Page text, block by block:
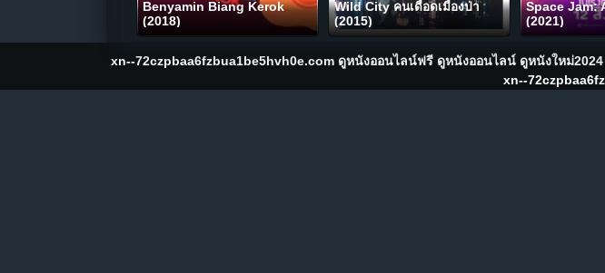
Benyamin Biang Kerok
(2018)
Wild City คนเดือดเมืองป่า
(2015)
Space Jam:
(2021)
xn--72czpbaa6fzbua1be5hvh0e.com ดูหนังออนไลน์ฟรี ดูหนังออนไลน์ ดูหนังใหม่
xn--